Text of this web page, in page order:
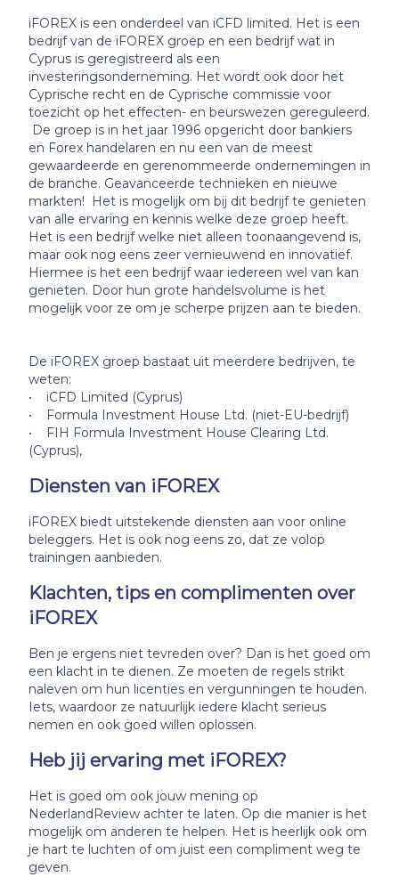
iFOREX is een onderdeel van iCFD limited. Het is een
bedrijf van de iFOREX groep en een bedrijf wat in
Cyprus is geregistreerd als een
investeringsonderneming. Het wordt ook door het
Cyprische recht en de Cyprische commissie voor
toezicht op het effecten- en beurswezen gereguleerd.
De groep is in het jaar 1996 opgericht door bankiers
en Forex handelaren en nu een van de meest
gewaardeerde en gerenommeerde ondernemingen in
de branche. Geavanceerde technieken en nieuwe
markten! Het is mogelijk om bij dit bedrijf te genieten
van alle ervaring en kennis welke deze groep heeft.
Het is een bedrijf welke niet alleen toonaangevend is,
maar ook nog eens zeer vernieuwend en innovatief.
Hiermee is het een bedrijf waar iedereen wel van kan
genieten. Door hun grote handelsvolume is het
mogelijk voor ze om je scherpe prijzen aan te bieden.
De iFOREX groep bastaat uit meerdere bedrijven, te
weten:
• iCFD Limited (Cyprus)
• Formula Investment House Ltd. (niet-EU-bedrijf)
• FIH Formula Investment House Clearing Ltd.
(Cyprus),
Diensten van iFOREX
iFOREX biedt uitstekende diensten aan voor online
beleggers. Het is ook nog eens zo, dat ze volop
trainingen aanbieden.
Klachten, tips en complimenten over
iFOREX
Ben je ergens niet tevreden over? Dan is het goed om
een klacht in te dienen. Ze moeten de regels strikt
naleven om hun licenties en vergunningen te houden.
Iets, waardoor ze natuurlijk iedere klacht serieus
nemen en ook goed willen oplossen.
Heb jij ervaring met iFOREX?
Het is goed om ook jouw mening op
NederlandReview achter te laten. Op die manier is het
mogelijk om anderen te helpen. Het is heerlijk ook om
je hart te luchten of om juist een compliment weg te
geven.